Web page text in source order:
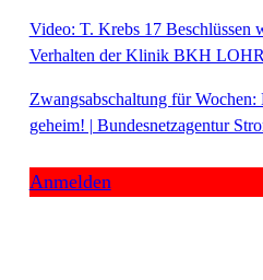
Video: T. Krebs 17 Beschlüssen
Verhalten der Klinik BKH
Zwangsabschaltung für Wochen:
geheim! | Bundesnetzagentur
Anmelden